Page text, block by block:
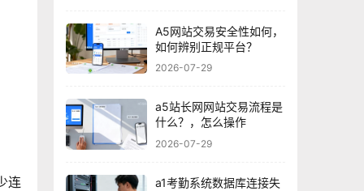
连
A5网站交易安全性如何，
如何辨别正规平台？
2026-07-29
a5站长网网站交易流程是
什么？，怎么操作
2026-07-29
a1考勤系统数据库连接失